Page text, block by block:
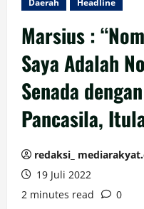
Daerah Headline
Marsius :
Saya Adalah
Senada
Pancasila,
redaksi_
19 Juli 2022
2 minutes read
0